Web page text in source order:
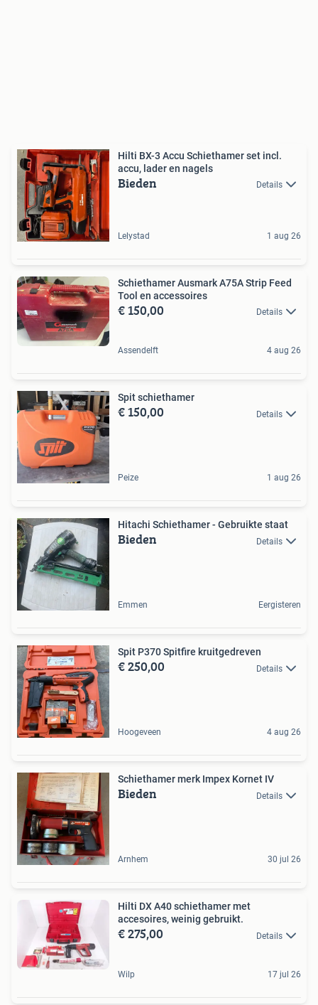
Hilti BX-3 Accu Schiethamer set incl.
accu, lader en nagels
Bieden Details
Lelystad 1 aug 26
Schiethamer Ausmark A75A Strip Feed
Tool en accessoires
€ 150,00 Details
Assendelft 4 aug 26
Spit schiethamer
€ 150,00 Details
Peize 1 aug 26
Hitachi Schiethamer - Gebruikte staat
Bieden Details
Emmen Eergisteren
Spit P370 Spitfire kruitgedreven
€ 250,00 Details
Hoogeveen 4 aug 26
Schiethamer merk Impex Kornet IV
Bieden Details
Arnhem 30 jul 26
Hilti DX A40 schiethamer met
accesoires, weinig gebruikt.
€ 275,00 Details
Wilp 17 jul 26